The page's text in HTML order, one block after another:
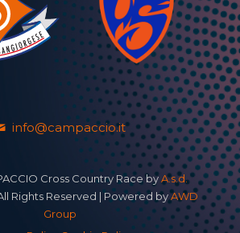
info@campaccio.it
Cross Country Race byA.s.d.
Rights Reserved | Powered byAWD
Group